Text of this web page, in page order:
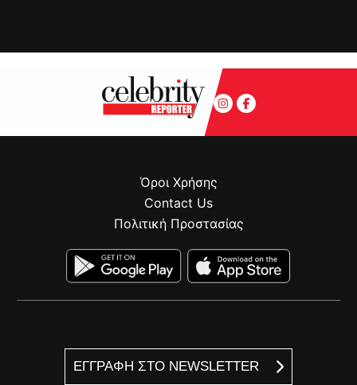
ΕΓΓΡΑΦΗ ΣΤΟ NEWSLETTER
Όροι Χρήσης
Contact Us
Πολιτική Προστασίας